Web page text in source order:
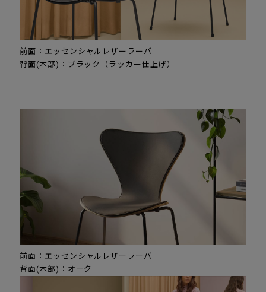
前面：エッセンシャルレザーラーバ
背面(木部)：ブラック（ラッカー仕上げ）
前面：エッセンシャルレザーラーバ
背面(木部)：オーク